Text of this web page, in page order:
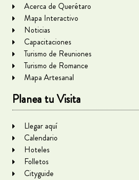
Acerca de Querétaro
Mapa Interactivo
Noticias
Capacitaciones
Turismo de Reuniones
Turismo de Romance
Mapa Artesanal
Planea tu Visita
Llegar aquí
Calendario
Hoteles
Folletos
Cityguide